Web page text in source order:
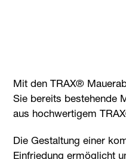
Mit den TRAX®
Sie bereits bestehende
aus hochwertigem
Die Gestaltung einer
Einfriedung ermöglicht